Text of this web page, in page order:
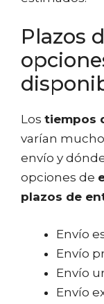
Plazos
Los tiempos
varían
envío y
opciones de
plazos de
Envío
Envío
Envío
Envío